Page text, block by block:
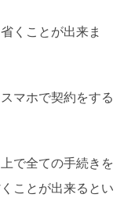
くことが出来ま
マホで契約をする
で全ての手続きを
ことが出来るとい